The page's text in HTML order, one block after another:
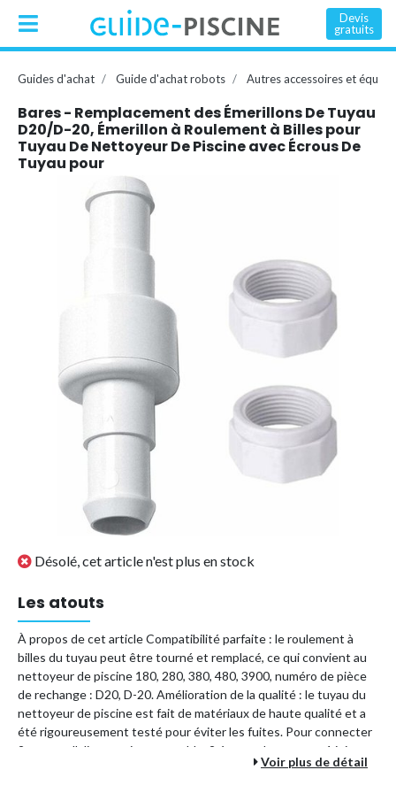
Devis
gratuits
Guides d'achat Guide d'achat robots Autres accessoires et
Bares - Remplacement des Émerillons De Tuyau
D20/D-20, Émerillon à Roulement à Billes pour
Tuyau De Nettoyeur De Piscine avec Écrous De
Tuyau pour
Désolé, cet article n'est plus en stock
Les atouts
À propos de cet article Compatibilité parfaite : le roulement à
billes du tuyau peut être tourné et remplacé, ce qui convient au
nettoyeur de piscine 180, 280, 380, 480, 3900, numéro de pièce
de rechange : D20, D-20. Amélioration de la qualité : le tuyau du
nettoyeur de piscine est fait de matériaux de haute qualité et a
été rigoureusement testé pour éviter les fuites. Pour connecter
2 tuyaux d'alimentation ensemble, 2 écrous de tuyau et 1 joint
pivotant de tuyau sont nécessaires. Résoudre les problèmes : le
Voir plus de détail